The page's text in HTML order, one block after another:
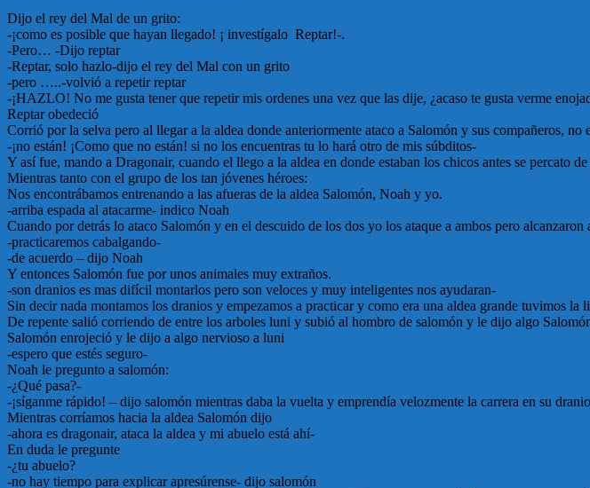
Dijo el rey del Mal de un grito:
-¡como es posible que hayan llegado! ¡ investígalo Reptar!-.
-Pero… -Dijo reptar
-Reptar, solo hazlo-dijo el rey del Mal con un grito
-pero …..-volvió a repetir reptar
-¡HAZLO! No me gusta tener que repetir mis ordenes una vez que las dije, ¿acaso te gusta verme
Reptar obedeció
Corrió por la selva pero al llegar a la aldea donde anteriormente ataco a Salomón y sus compañeros,
-¡no están! ¡Como que no están! si no los encuentras tu lo hará otro de mis súbditos-
Y así fue, mando a Dragonair, cuando el llego a la aldea en donde estaban los chicos antes se percato
Mientras tanto con el grupo de los tan jóvenes héroes:
Nos encontrábamos entrenando a las afueras de la aldea Salomón, Noah y yo.
-arriba espada al atacarme- indico Noah
Cuando por detrás lo ataco Salomón y en el descuido de los dos yo los ataque a ambos pero
-practicaremos cabalgando-
-de acuerdo – dijo Noah
Y entonces Salomón fue por unos animales muy extraños.
-son dranios es mas difícil montarlos pero son veloces y muy inteligentes nos ayudaran-
Sin decir nada montamos los dranios y empezamos a practicar y como era una aldea grande tuvimos la
De repente salió corriendo de entre los arboles luni y subió al hombro de salomón y le dijo algo
Salomón enrojeció y le dijo a algo nervioso a luni
-espero que estés seguro-
Noah le pregunto a salomón:
-¿Qué pasa?-
-¡síganme rápido! – dijo salomón mientras daba la vuelta y emprendía velozmente la carrera en su dranio
Mientras corríamos hacia la aldea Salomón dijo
-ahora es dragonair, ataca la aldea y mi abuelo está ahí-
En duda le pregunte
-¿tu abuelo?
-no hay tiempo para explicar apresúrense- dijo salomón